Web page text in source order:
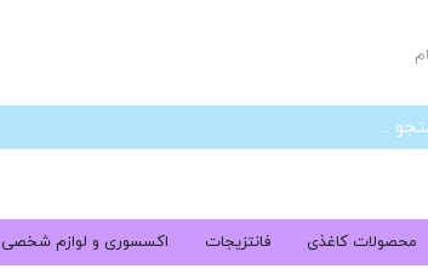
محصولات کاغذی فانتزیجات اکسسوری و لوازم شخصی